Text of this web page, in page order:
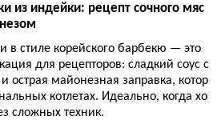
из индейки: рецепт сочного мяс
в стиле корейского барбекю — это
для рецепторов: сладкий соус с
острая майонезная заправка, котор
котлетах. Идеально, когда хо
сложных техник.